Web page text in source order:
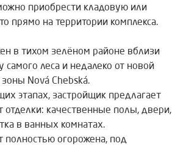
приобрести кладовую или
прямо на территории комплекса.
в тихом зелёном районе вблизи
самого леса и недалеко от новой
Nová Chebská.
этапах, застройщик предлагает
отделки: качественные полы, двери,
в ванных комнатах.
полностью огорожена, под